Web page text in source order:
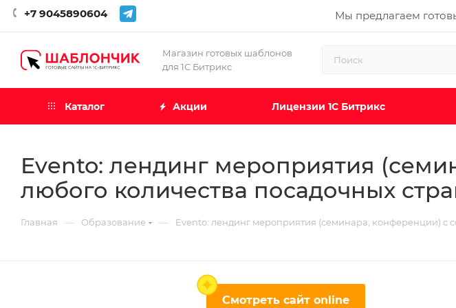
+7 9045890604 Мы предлагаем
Магазин готовых шаблонов
для 1С Битрикс
Каталог Акции Лицензии 1С Битрикс
Evento: лендинг мероприятия
любого количества посадочных
Главная — Образование — Evento: лендинг мероприятия (семинара, конференции) с
Смотреть сайт online